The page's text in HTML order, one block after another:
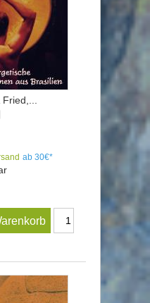
ab 30€*